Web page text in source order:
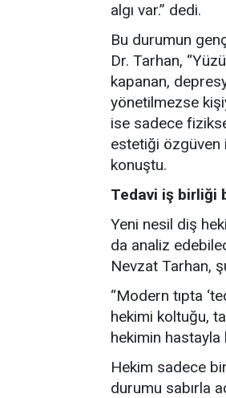
algı var.” dedi.
Bu durumun
Dr. Tarhan,
kapanan,
yönetilmezse
ise sadece
estetiği özgüven
konuştu.
Tedavi iş birliği
Yeni nesil diş
da analiz
Nevzat Tarhan,
“Modern tıpta
hekimi koltuğu,
hekimin
Hekim sadece
durumu sabırla